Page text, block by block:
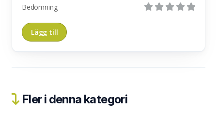
Bedömning
Fler i denna kategori